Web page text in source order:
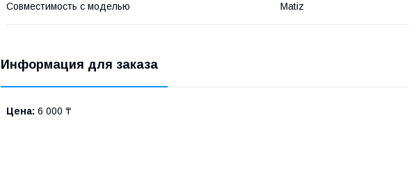
Совместимость с моделью Matiz
Информация для заказа
Цена: 6 000 ₸